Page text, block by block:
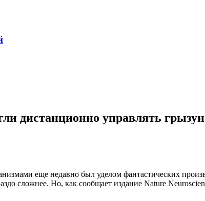
дистанционно управлять
еще недавно был уделом фантастических
сложнее. Но, как сообщает издание Nature